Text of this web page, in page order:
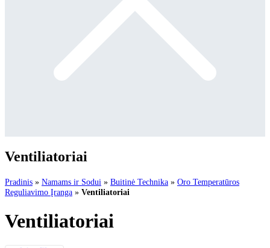
Ventiliatoriai
Pradinis » Namams ir Sodui » Buitinė Technika » Oro Temperatūros
Reguliavimo Įranga » Ventiliatoriai
Ventiliatoriai